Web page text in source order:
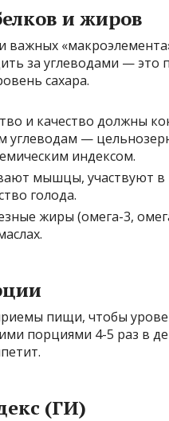
и жиров
важных
за углеводами —
сахара.
и качество должны
углеводам —
индексом.
мышцы, участвуют в
голода.
жиры (омега-3,
пищи, чтобы
порциями 4-5 раз в
(ГИ)